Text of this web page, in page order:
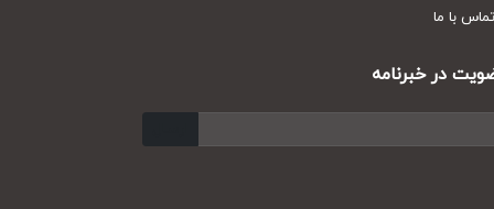
با ما
در خبرنامه